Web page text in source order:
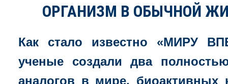
ОРГАНИЗМ В ОБЫЧНОЙ
Как стало известно «МИРУ
ученые создали два
аналогов в мире, биоактивных